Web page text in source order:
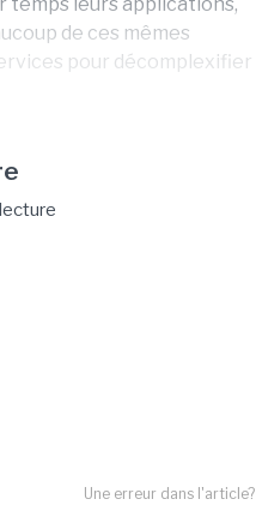
de ces mêmes
pour décomplexifier
Une erreur dans l'article?